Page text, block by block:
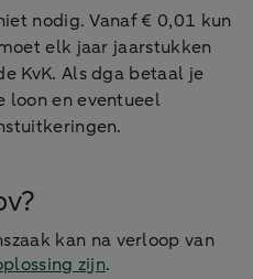
nodig. Vanaf € 0,01 kun
elk jaar jaarstukken
KvK. Als dga betaal je
loon en eventueel
kan na verloop van
zijn.